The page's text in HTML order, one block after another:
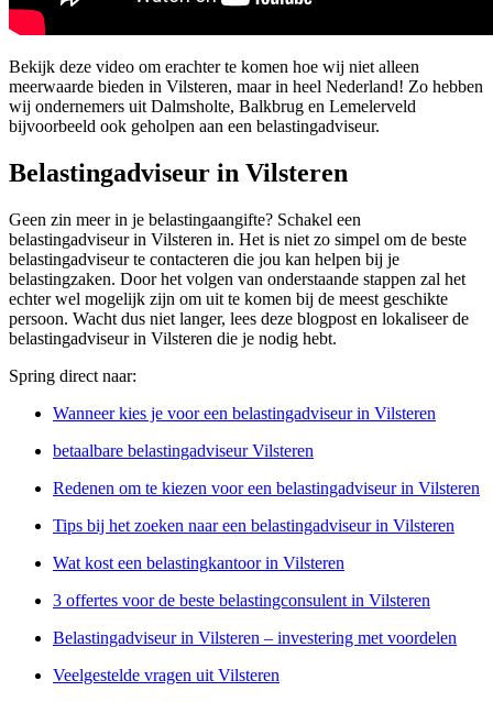
Bekijk deze video om erachter te komen hoe wij niet alleen
meerwaarde bieden in Vilsteren, maar in heel Nederland! Zo hebben
wij ondernemers uit Dalmsholte, Balkbrug en Lemelerveld
bijvoorbeeld ook geholpen aan een belastingadviseur.
Belastingadviseur in Vilsteren
Geen zin meer in je belastingaangifte? Schakel een
belastingadviseur in Vilsteren in. Het is niet zo simpel om de beste
belastingadviseur te contacteren die jou kan helpen bij je
belastingzaken. Door het volgen van onderstaande stappen zal het
echter wel mogelijk zijn om uit te komen bij de meest geschikte
persoon. Wacht dus niet langer, lees deze blogpost en lokaliseer de
belastingadviseur in Vilsteren die je nodig hebt.
Spring direct naar:
Wanneer kies je voor een belastingadviseur in Vilsteren
betaalbare belastingadviseur Vilsteren
Redenen om te kiezen voor een belastingadviseur in Vilsteren
Tips bij het zoeken naar een belastingadviseur in Vilsteren
Wat kost een belastingkantoor in Vilsteren
3 offertes voor de beste belastingconsulent in Vilsteren
Belastingadviseur in Vilsteren – investering met voordelen
Veelgestelde vragen uit Vilsteren